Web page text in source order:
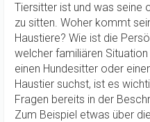
Tiersitter ist und was seine
zu sitten. Woher kommt
Haustiere? Wie ist die
welcher familiären
einen Hundesitter oder
Haustier suchst, ist es
Fragen bereits in der
Zum Beispiel etwas über